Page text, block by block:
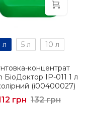
л 5 л 10 л
концентрат
БіоДоктор IР-011 1 л
(i00400027)
грн 132 грн